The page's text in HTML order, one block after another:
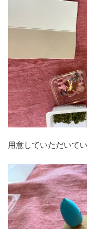
用意していただいて